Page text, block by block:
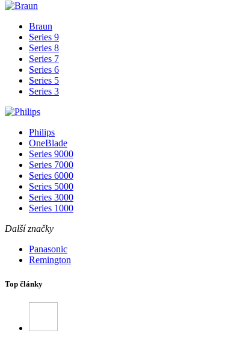
Braun
Series 9
Series 8
Series 7
Series 6
Series 5
Series 3
Philips
OneBlade
Series 9000
Series 7000
Series 6000
Series 5000
Series 3000
Series 1000
Další značky
Panasonic
Remington
Top články